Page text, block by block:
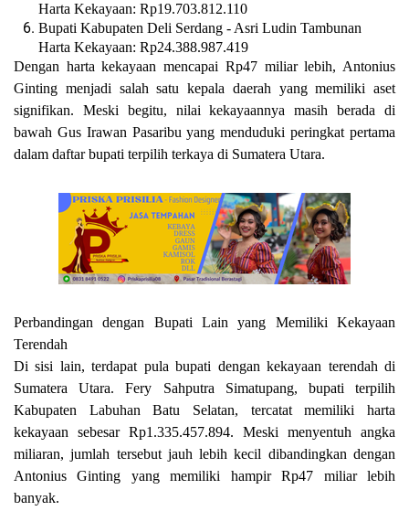
Harta Kekayaan: Rp19.703.812.110
Bupati Kabupaten Deli Serdang - Asri Ludin Tambunan
Harta Kekayaan: Rp24.388.987.419
Dengan harta kekayaan mencapai Rp47 miliar lebih, Antonius
Ginting menjadi salah satu kepala daerah yang memiliki aset
signifikan. Meski begitu, nilai kekayaannya masih berada di
bawah Gus Irawan Pasaribu yang menduduki peringkat pertama
dalam daftar bupati terpilih terkaya di Sumatera Utara.
Perbandingan dengan Bupati Lain yang Memiliki Kekayaan
Terendah
Di sisi lain, terdapat pula bupati dengan kekayaan terendah di
Sumatera Utara. Fery Sahputra Simatupang, bupati terpilih
Kabupaten Labuhan Batu Selatan, tercatat memiliki harta
kekayaan sebesar Rp1.335.457.894. Meski menyentuh angka
miliaran, jumlah tersebut jauh lebih kecil dibandingkan dengan
Antonius Ginting yang memiliki hampir Rp47 miliar lebih
banyak.